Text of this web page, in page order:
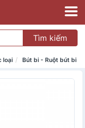
Tìm kiếm
loại Bút bi - Ruột bút bi